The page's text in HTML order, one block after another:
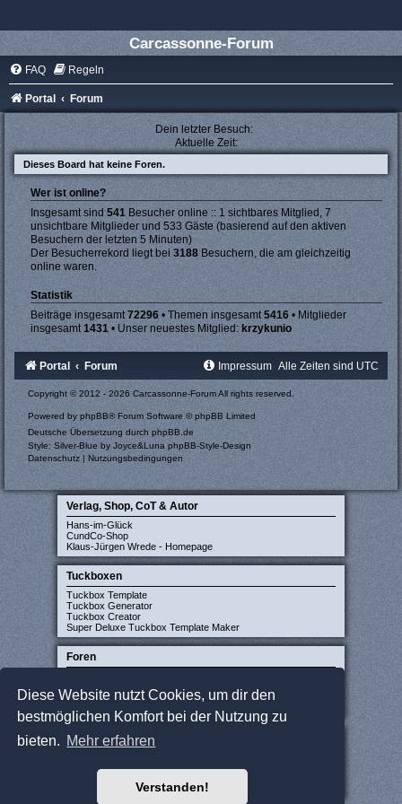
Diese Website nutzt Cookies, um dir den
bestmöglichen Komfort bei der Nutzung zu
bieten. Mehr erfahren
Verstanden!
Carcassonne-Forum
FAQ Regeln
Portal Forum
Dein letzter Besuch:
Aktuelle Zeit:
Dieses Board hat keine Foren.
Wer ist online?
Insgesamt sind541Besucher online :: 1 sichtbares Mitglied, 7
unsichtbare Mitglieder und 533 Gäste (basierend auf den aktiven
Besuchern der letzten 5 Minuten)
Der Besucherrekord liegt bei3188Besuchern, die am gleichzeitig
online waren.
Statistik
Beiträge insgesamt72296• Themen insgesamt5416 • Mitglieder
insgesamt1431 • Unser neuestes Mitglied: krzykunio
Portal Forum Alle Zeiten sind UTC
Impressum
Copyright © 2012 - 2026 Carcassonne-Forum All rights reserved.
Powered by phpBB® Forum Software © phpBB Limited
Deutsche Übersetzung durch phpBB.de
Style: Silver-Blue by Joyce&Luna phpBB-Style-Design
Datenschutz | Nutzungsbedingungen
Verlag, Shop, CoT & Autor
Hans-im-Glück
CundCo-Shop
Klaus-Jürgen Wrede - Homepage
Tuckboxen
Tuckbox Template
Tuckbox Generator
Tuckbox Creator
Super Deluxe Tuckbox Template Maker
Foren
CarcassonneCentral (englisch)
Carcassonne Latvija (lettisch)
Carcassonne CZ (tschechisch)
Sonstige Seiten
Gesellschaftsspieler gesucht
BoardGameGeek